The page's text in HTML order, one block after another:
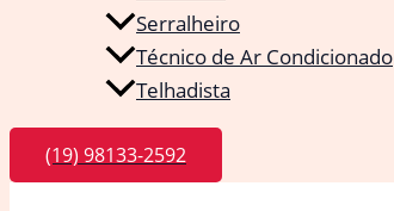
Serralheiro
Técnico de Ar Condicionado
Telhadista
(19) 98133-2592